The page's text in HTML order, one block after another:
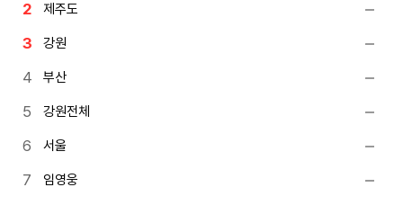
제주도
강원
부산
강원전체
서울
임영웅